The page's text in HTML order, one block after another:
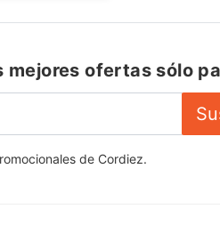
mejores ofertas sólo
de Cordiez.